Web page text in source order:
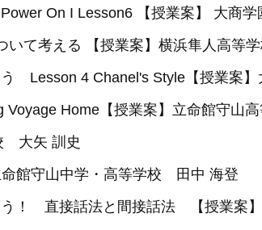
On I Lesson6 【授業案】 大商
て考える 【授業案】横浜隼人高等
Lesson 4 Chanel's Style【授業案
Home【授業案】立命館守山
大矢 訓史
館守山中学・高等学校 田中 海登
！ 直接話法と間接話法 【授業